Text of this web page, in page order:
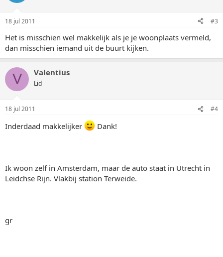
18 jul 2011 #3
Het is misschien wel makkelijk als je je woonplaats vermeld,
dan misschien iemand uit de buurt kijken.
V Valentius
Lid
18 jul 2011 #4
Inderdaad makkelijker Dank!
Ik woon zelf in Amsterdam, maar de auto staat in Utrecht in
Leidchse Rijn. Vlakbij station Terweide.
gr